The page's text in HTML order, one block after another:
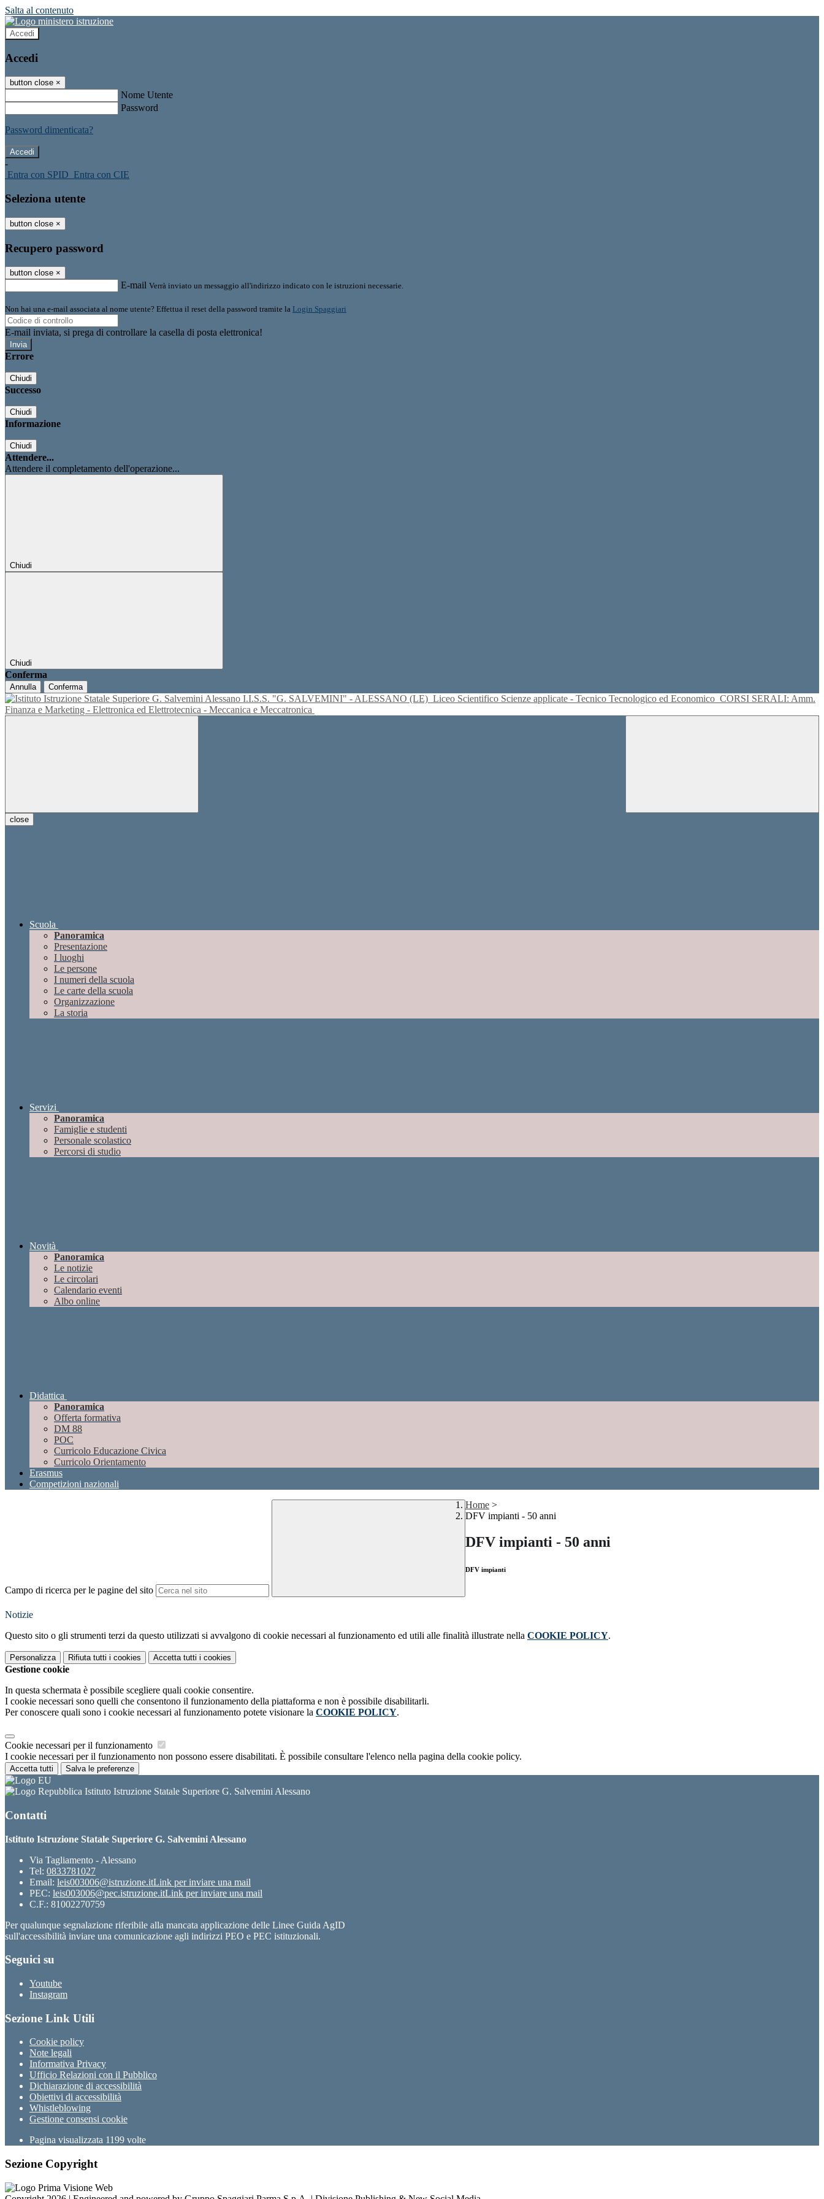
Salta al contenuto
Accedi
Accedi
button close ×
Nome Utente
Password
Password dimenticata?
-
Entra con SPID Entra con CIE
Seleziona utente
button close ×
Recupero password
button close ×
E-mail Verrà inviato un messaggio all'indirizzo indicato con le istruzioni necessarie.
Non hai una e-mail associata al nome utente? Effettua il reset della password tramite la Login Spaggiari
E-mail inviata, si prega di controllare la casella di posta elettronica!
Errore
Chiudi
Successo
Chiudi
Informazione
Chiudi
Attendere...
Attendere il completamento dell'operazione...
Chiudi
Chiudi
Conferma
Annulla Conferma
I.I.S.S. "G. SALVEMINI" - ALESSANO (LE) Liceo Scientifico Scienze applicate - Tecnico Tecnologico ed Economico CORSI SERALI: Amm.
Finanza e Marketing - Elettronica ed Elettrotecnica - Meccanica e Meccatronica
close
Scuola
Panoramica
Presentazione
I luoghi
Le persone
I numeri della scuola
Le carte della scuola
Organizzazione
La storia
Servizi
Panoramica
Famiglie e studenti
Personale scolastico
Percorsi di studio
Novità
Panoramica
Le notizie
Le circolari
Calendario eventi
Albo online
Didattica
Panoramica
Offerta formativa
DM 88
POC
Curricolo Educazione Civica
Curricolo Orientamento
Erasmus
Competizioni nazionali
Campo di ricerca per le pagine del sito
Home >
DFV impianti - 50 anni
DFV impianti - 50 anni
DFV impianti
Notizie
Questo sito o gli strumenti terzi da questo utilizzati si avvalgono di cookie necessari al funzionamento ed utili alle finalità illustrate nella COOKIE POLICY.
Personalizza Rifiuta tutti i cookies Accetta tutti i cookies
Gestione cookie
In questa schermata è possibile scegliere quali cookie consentire.
I cookie necessari sono quelli che consentono il funzionamento della piattaforma e non è possibile disabilitarli.
Per conoscere quali sono i cookie necessari al funzionamento potete visionare la COOKIE POLICY.
Cookie necessari per il funzionamento
I cookie necessari per il funzionamento non possono essere disabilitati. È possibile consultare l'elenco nella pagina della cookie policy.
Accetta tutti Salva le preferenze
Istituto Istruzione Statale Superiore G. Salvemini Alessano
Contatti
Istituto Istruzione Statale Superiore G. Salvemini Alessano
Via Tagliamento - Alessano
Tel: 0833781027
Email: leis003006@istruzione.itLink per inviare una mail
PEC: leis003006@pec.istruzione.itLink per inviare una mail
C.F.: 81002270759
Per qualunque segnalazione riferibile alla mancata applicazione delle Linee Guida AgID
sull'accessibilità inviare una comunicazione agli indirizzi PEO e PEC istituzionali.
Seguici su
Youtube
Instagram
Sezione Link Utili
Cookie policy
Note legali
Informativa Privacy
Ufficio Relazioni con il Pubblico
Dichiarazione di accessibilità
Obiettivi di accessibilità
Whistleblowing
Gestione consensi cookie
Pagina visualizzata 1199 volte
Sezione Copyright